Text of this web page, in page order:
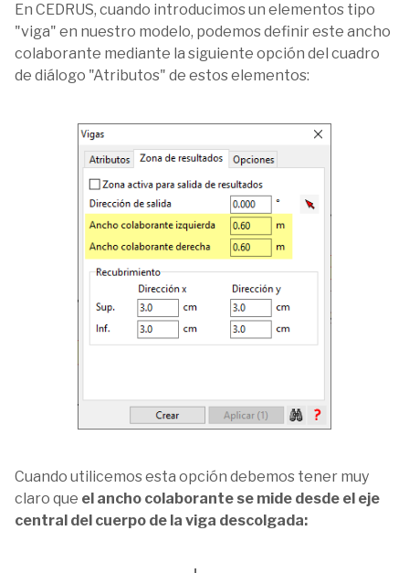
En CEDRUS, cuando introducimos un elementos tipo
"viga" en nuestro modelo, podemos definir este ancho
colaborante mediante la siguiente opción del cuadro
de diálogo "Atributos" de estos elementos:
Cuando utilicemos esta opción debemos tener muy
claro que el ancho colaborante se mide desde el eje
central del cuerpo de la viga descolgada: